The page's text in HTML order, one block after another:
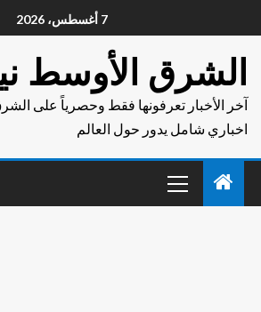
7 أغسطس، 2026
الشرق الأوسط
آخر الأخبار تعرفونها فقط وحصرياً على
اخباري شامل يدور حول العالم